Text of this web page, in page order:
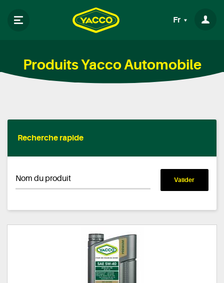
Fr
Produits Yacco Automobile
Recherche rapide
Nom du produit